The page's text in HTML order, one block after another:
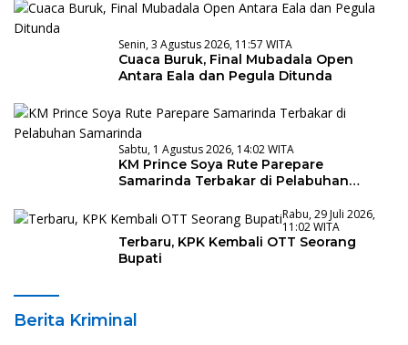
Senin, 3 Agustus 2026, 11:57 WITA
Cuaca Buruk, Final Mubadala Open
Antara Eala dan Pegula Ditunda
Sabtu, 1 Agustus 2026, 14:02 WITA
KM Prince Soya Rute Parepare
Samarinda Terbakar di Pelabuhan
Rabu, 29 Juli 2026,
11:02 WITA
Terbaru, KPK Kembali OTT Seorang
Bupati
Berita Kriminal